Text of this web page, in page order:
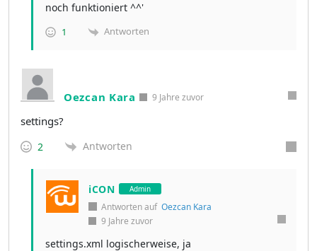
noch funktioniert ^^'
1 Antworten
Oezcan Kara 9 Jahre zuvor
settings?
2 Antworten
iCON Admin
Antworten auf Oezcan Kara
9 Jahre zuvor
settings.xml logischerweise, ja